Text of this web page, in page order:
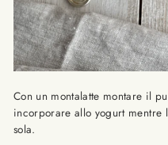
Con un montalatte montare il
incorporare allo yogurt mentre
sola.